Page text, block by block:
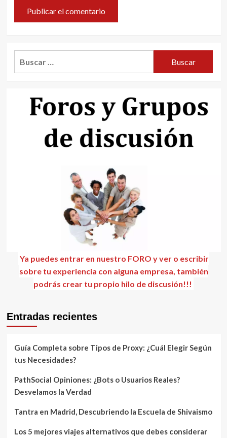
Ya puedes entrar en nuestro FORO y ver o escribir
sobre tu experiencia con alguna empresa, también
podrás crear tu propio hilo de discusión!!!
Entradas recientes
Guía Completa sobre Tipos de Proxy: ¿Cuál Elegir Según
tus Necesidades?
PathSocial Opiniones: ¿Bots o Usuarios Reales?
Desvelamos la Verdad
Tantra en Madrid, Descubriendo la Escuela de Shivaismo
Los 5 mejores viajes alternativos que debes considerar